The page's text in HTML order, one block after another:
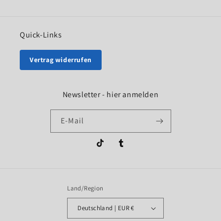
Quick-Links
Vertrag widerrufen
Newsletter - hier anmelden
E-Mail
TikTok Tumblr
Land/Region
Deutschland | EUR €